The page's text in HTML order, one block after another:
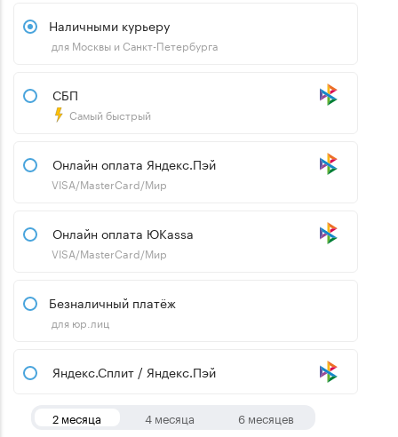
Наличными курьеру
для Москвы и Санкт-Петербурга
СБП
Самый быстрый
Онлайн оплата Яндекс.Пэй
VISA/MasterCard/Мир
Онлайн оплата ЮKassa
VISA/MasterCard/Мир
Безналичный платёж
для юр.лиц
Яндекс.Сплит / Яндекс.Пэй
2 месяца 4 месяца 6 месяцев